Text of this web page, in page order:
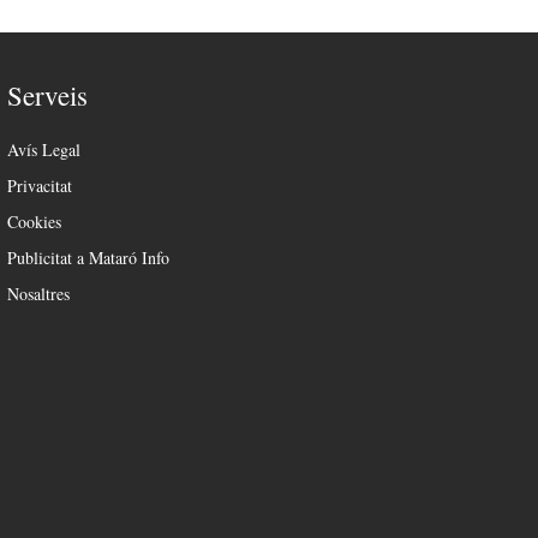
Serveis
Avís Legal
Privacitat
Cookies
Publicitat a Mataró Info
Nosaltres